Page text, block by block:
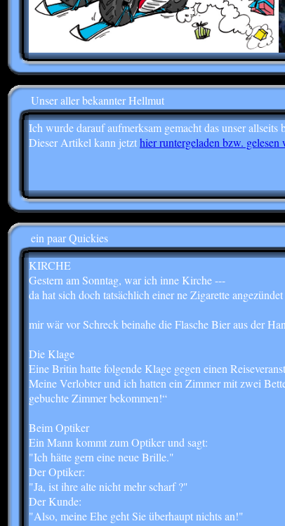
Unser aller bekannter Hellmut
Ich wurde darauf aufmerksam gemacht das unser
Dieser Artikel kann jetzthier runtergeladen bzw. gelesen
ein paar Quickies
KIRCHE
Gestern am Sonntag, war ich inne Kirche ---
da hat sich doch tatsächlich einer ne Zigarette
mir wär vor Schreck beinahe die Flasche Bier aus der
Die Klage
Eine Britin hatte folgende Klage gegen einen
Meine Verlobter und ich hatten ein Zimmer mit zwei
gebuchte Zimmer bekommen!“
Beim Optiker
Ein Mann kommt zum Optiker und sagt:
"Ich hätte gern eine neue Brille."
Der Optiker:
"Ja, ist ihre alte nicht mehr scharf ?"
Der Kunde:
"Also, meine Ehe geht Sie überhaupt nichts an!"